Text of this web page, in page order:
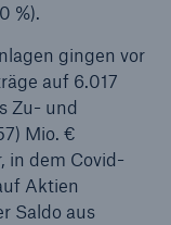
%).
gingen vor
auf 6.017
Zu- und
Mio. €
in dem Covid-
Aktien
Saldo aus